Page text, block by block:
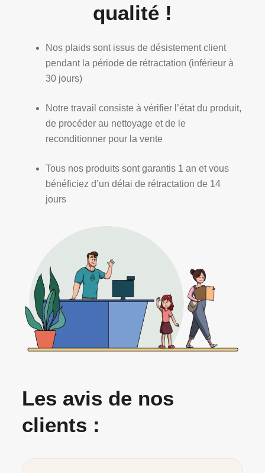
qualité !
Nos plaids sont issus de désistement client
pendant la période de rétractation (inférieur à
30 jours)
Notre travail consiste à vérifier l’état du produit,
de procéder au nettoyage et de le
reconditionner pour la vente
Tous nos produits sont garantis 1 an et vous
bénéficiez d’un délai de rétractation de 14
jours
Les avis de nos
clients :